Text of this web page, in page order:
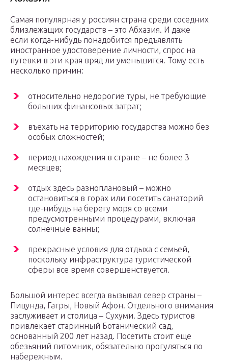
Самая популярная у россиян страна среди соседних
близлежащих государств – это Абхазия. И даже
если когда-нибудь понадобится предъявлять
иностранное удостоверение личности, спрос на
путевки в эти края вряд ли уменьшится. Тому есть
несколько причин:
относительно недорогие туры, не требующие
больших финансовых затрат;
въехать на территорию государства можно без
особых сложностей;
период нахождения в стране – не более 3
месяцев;
отдых здесь разноплановый – можно
остановиться в горах или посетить санаторий
где-нибудь на берегу моря со всеми
предусмотренными процедурами, включая
солнечные ванны;
прекрасные условия для отдыха с семьей,
поскольку инфраструктура туристической
сферы все время совершенствуется.
Большой интерес всегда вызывал север страны –
Пицунда, Гагры, Новый Афон. Отдельного внимания
заслуживает и столица – Сухуми. Здесь туристов
привлекает старинный Ботанический сад,
основанный 200 лет назад. Посетить стоит еще
обезьяний питомник, обязательно прогуляться по
набережным.